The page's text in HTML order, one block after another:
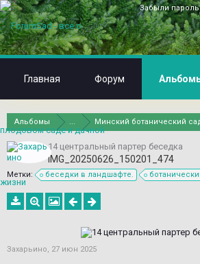
Альбомы ... Минский ботанический
14 центральный партер беседка
IMG_20250626_150201_474
Метки: беседки в ландшафте.
Захарьино, 27 июн 2025
Забыли
Главная Форум